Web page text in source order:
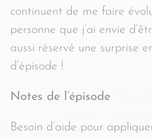
continuent de me faire
personne que j’ai envie
aussi réservé une surprise
d’épisode !
Notes de l’épisode
Besoin d’aide pour